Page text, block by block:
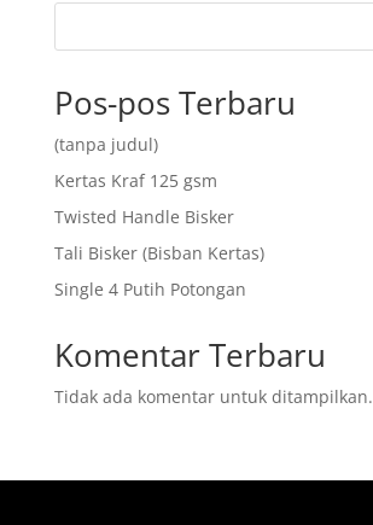
Pos-pos Terbaru
(tanpa judul)
Kertas Kraf 125 gsm
Twisted Handle Bisker
Tali Bisker (Bisban Kertas)
Single 4 Putih Potongan
Komentar Terbaru
Tidak ada komentar untuk ditampilkan.